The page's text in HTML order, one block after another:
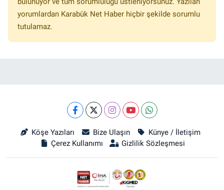
yorumlardan Karabük Net Haber hiçbir şekilde sorumlu
tutulamaz.
Köşe Yazıları Bize Ulaşın
Künye / İletişim
Çerez Kullanımı
Gizlilik Sözleşmesi